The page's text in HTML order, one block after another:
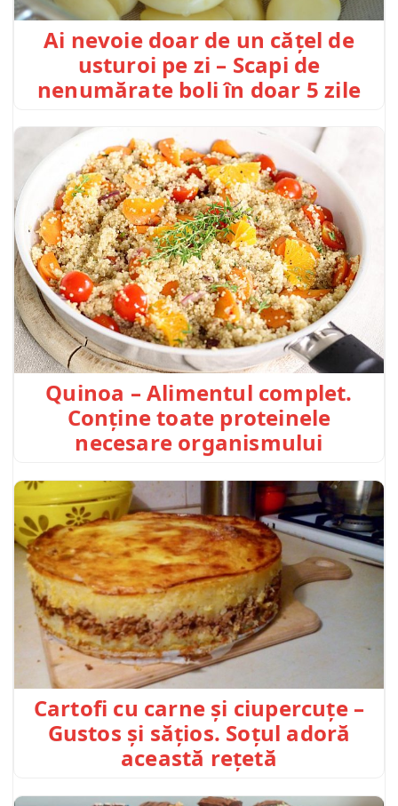
Ai nevoie doar de un cățel de
usturoi pe zi – Scapi de
nenumărate boli în doar 5 zile
Quinoa – Alimentul complet.
Conține toate proteinele
necesare organismului
Cartofi cu carne și ciupercuțe –
Gustos și sățios. Soțul adoră
această rețetă